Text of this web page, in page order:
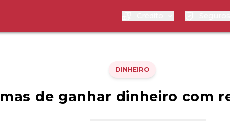
DINHEIRO
de ganhar dinheiro com